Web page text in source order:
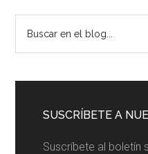
Barra
lateral
principal
SUSCRÍBETE A
Suscríbete al boletín